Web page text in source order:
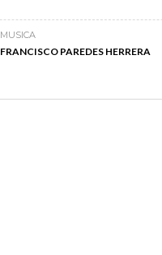
MUSICA
FRANCISCO PAREDES HERRERA